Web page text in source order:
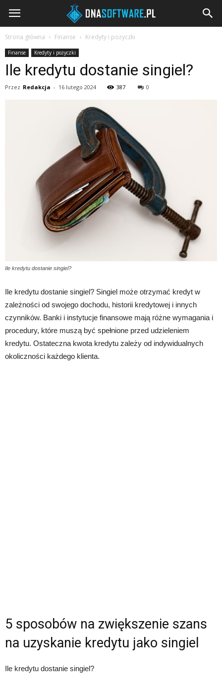
DNAsoftware.pl
Strona główna Finanse Kredyty i pożyczki
Finanse Kredyty i pożyczki
Ile kredytu dostanie singiel?
Przez Redakcja - 16 lutego 2024 387 0
Ile kredytu dostanie singiel?
Ile kredytu dostanie singiel? Singiel może otrzymać kredyt w
zależności od swojego dochodu, historii kredytowej i innych
czynników. Banki i instytucje finansowe mają różne wymagania i
procedury, które muszą być spełnione przed udzieleniem
kredytu. Ostateczna kwota kredytu zależy od indywidualnych
okoliczności każdego klienta.
5 sposobów na zwiększenie szans
na uzyskanie kredytu jako singiel
Ile kredytu dostanie singiel?